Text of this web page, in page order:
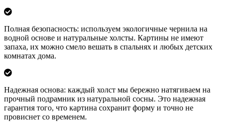
Полная безопасность: используем экологичные чернила на
водной основе и натуральные холсты. Картины не имеют
запаха, их можно смело вешать в спальнях и любых детских
комнатах дома.
Надежная основа: каждый холст мы бережно натягиваем на
прочный подрамник из натуральной сосны. Это надежная
гарантия того, что картина сохранит форму и точно не
провиснет со временем.